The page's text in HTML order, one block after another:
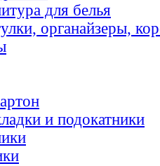
для белья
органайзеры,
и подокатники